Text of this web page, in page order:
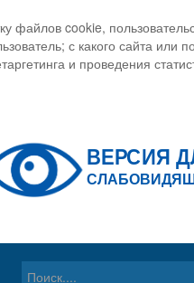
файлов cookie,
с какого сайта или
и проведения